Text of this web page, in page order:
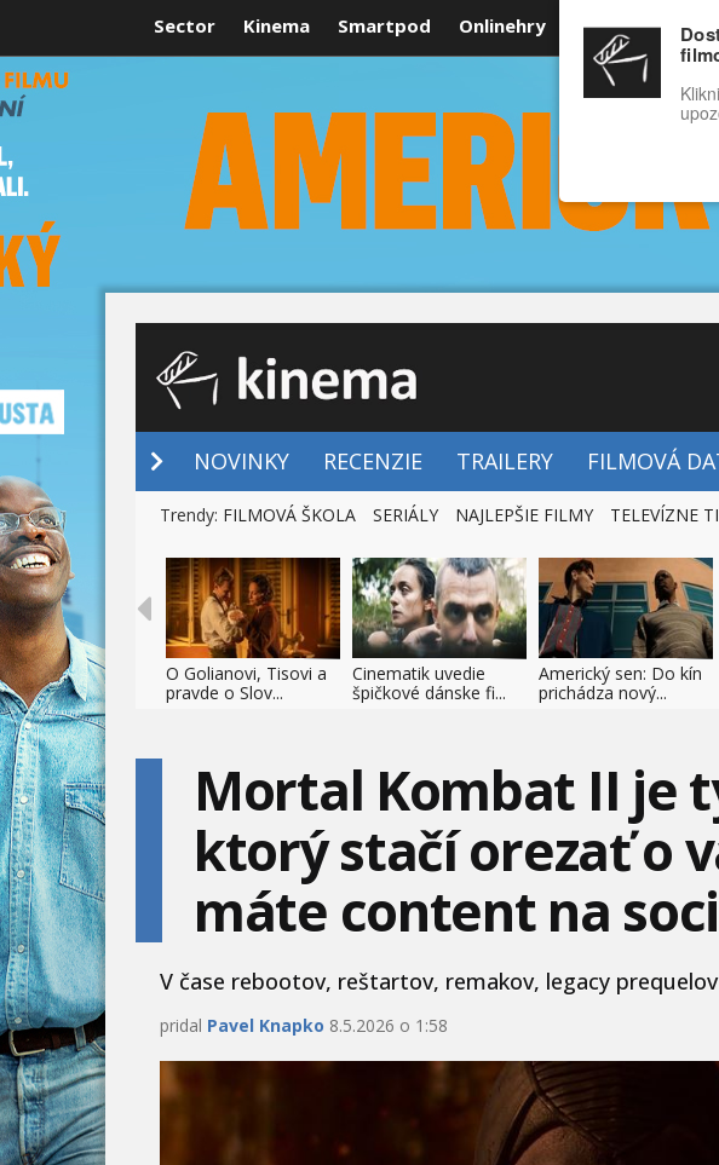
Sector Kinema Smartpod Onlinehry Rozprávky
RECENZIE VIDEÁ
NOVINKY RECENZIE TRAILERY FILMOVÁ
Trendy: FILMOVÁ ŠKOLA SERIÁLY NAJLEPŠIE FILMY TELEVÍZNE
O Golianovi, Tisovi a
pravde o Slov...
Cinematik uvedie
špičkové dánske fi...
Americký sen: Do kín
prichádza nový...
Mortal Kombat II je
ktorý stačí orezať o
máte content na
V čase rebootov, reštartov, remakov, legacy
pridal Pavel Knapko 8.5.2026 o 1:58